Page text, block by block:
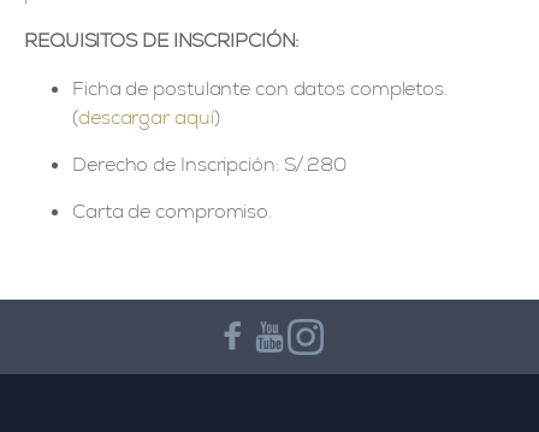
REQUISITOS DE INSCRIPCIÓN:
Ficha de postulante con datos completos.
(descargar aquí)
Derecho de Inscripción: S/.280
Carta de compromiso.